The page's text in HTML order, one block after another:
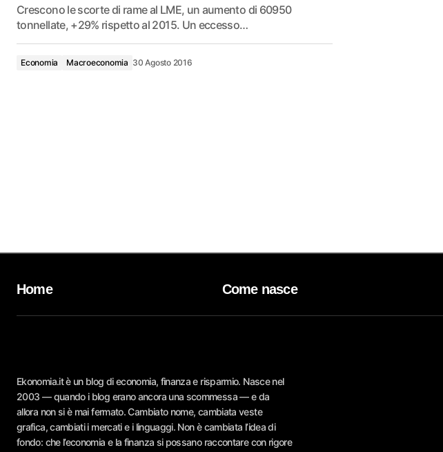
Crescono le scorte di rame al LME, un aumento di 60950
tonnellate, +29% rispetto al 2015. Un eccesso…
Economia Macroeconomia 30 Agosto 2016
Ekonomia.it è un blog di economia, finanza e risparmio. Nasce nel
2003 — quando i blog erano ancora una scommessa — e da
allora non si è mai fermato. Cambiato nome, cambiata veste
grafica, cambiati i mercati e i linguaggi. Non è cambiata l’idea di
fondo: che l’economia e la finanza si possano raccontare con rigore
Home Come nasce